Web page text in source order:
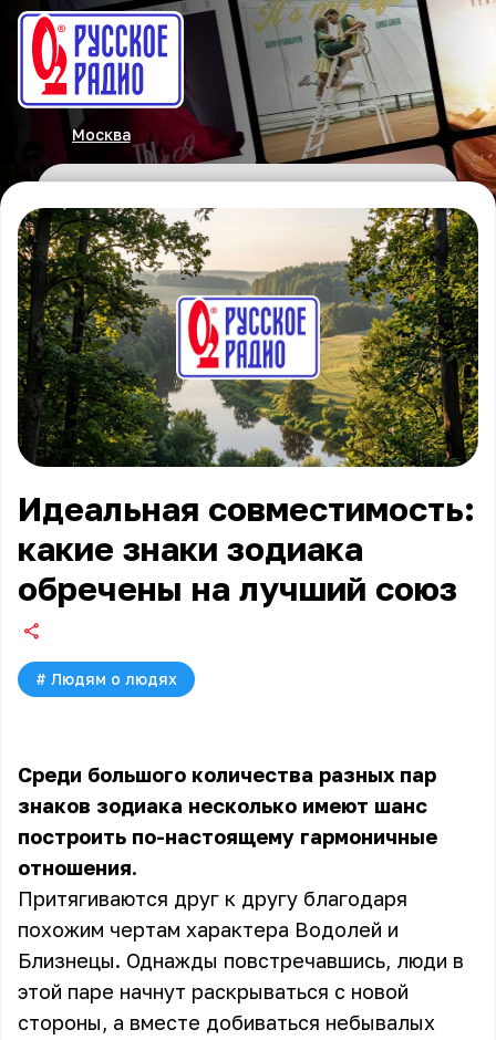
Москва
Идеальная совместимость:
какие знаки зодиака
обречены на лучший союз
# Людям о людях
Среди большого количества разных пар
знаков зодиака несколько имеют шанс
построить по-настоящему гармоничные
отношения.
Притягиваются друг к другу благодаря
похожим чертам характера Водолей и
Близнецы. Однажды повстречавшись, люди в
этой паре начнут раскрываться с новой
стороны, а вместе добиваться небывалых